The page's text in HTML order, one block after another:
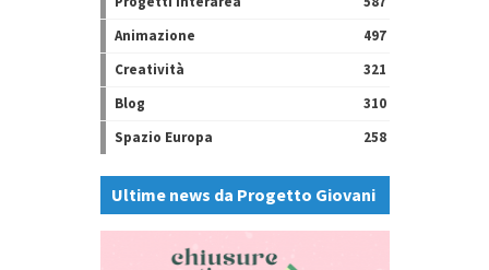
Animazione
497
Creatività
321
Blog
310
Spazio Europa
258
Ultime news da Progetto Giovani